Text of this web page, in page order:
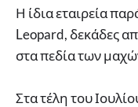
Η ίδια εταιρεία
Leopard, δεκάδες
στα πεδία των
Στα τέλη του